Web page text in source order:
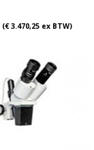
(€3.470,25 ex BTW)